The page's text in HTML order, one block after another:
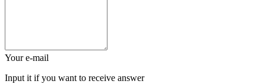
Your e-mail
Input it if you want to receive answer